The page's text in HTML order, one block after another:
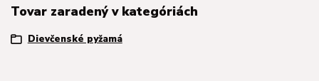
Tovar zaradený v kategóriách
Dievčenské pyžamá